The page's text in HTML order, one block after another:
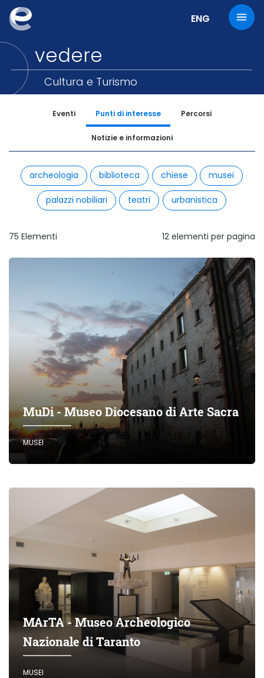
Cambia la
ENG
vedere
Cultura e Turismo
Eventi Punti di interesse Percorsi
Notizie e informazioni
seleziona le tipologie a cui sei interessato
archeologia biblioteca chiese musei
palazzi nobiliari teatri urbanistica
75 Elementi 12 elementi per pagina
MuDi - Museo Diocesano di Arte Sacra
MUSEI
MArTA - Museo Archeologico
Nazionale di Taranto
MUSEI